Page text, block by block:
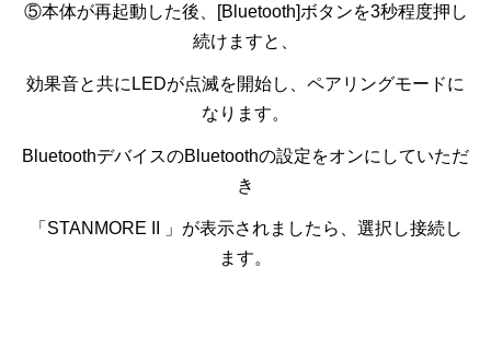
⑤本体が再起動した後、 [Bluetooth]ボタンを3秒程度押し
続けますと、
効果音と共に LEDが点滅を開始し、ペアリングモードに
なります。
BluetoothデバイスのBluetoothの設定をオンにしていただ
き
「STANMORE II 」が表示されましたら、選択し接続し
ます。